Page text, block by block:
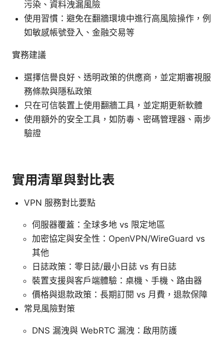
污染、資料洩漏風險
使用習慣：避免在翻牆環境中進行高風險操作，例
如敏感帳號登入、金融交易等
實務建議
選擇信譽良好、透明政策的供應商，並定期審視服
務條款與隱私政策
只在可信裝置上使用翻牆工具，並定期更新軟體
使用額外的安全工具，如防毒、密碼管理器、兩步
驗證
實用清單與對比表
VPN 服務對比要點
伺服器覆蓋：全球多地 vs 限定地區
加密協定與安全性：OpenVPN/WireGuard vs
其他
日誌政策：零日誌/最小日誌 vs 有日誌
裝置支援與客戶端體驗：桌機、手機、路由器
價格與退款政策：長期訂閱 vs 月費，退款保障
常見風險對策
DNS 漏洩與 WebRTC 漏洩：啟用防護